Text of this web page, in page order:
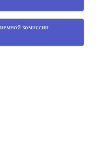
комиссии